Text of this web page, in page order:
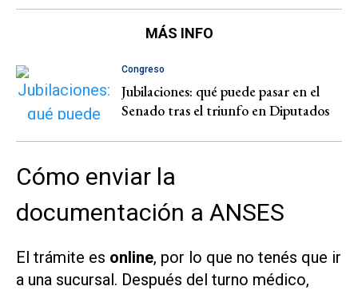
MÁS INFO
Congreso
Jubilaciones: qué puede pasar en el
Senado tras el triunfo en Diputados
Cómo enviar la
documentación a ANSES
El trámite es online, por lo que no tenés que ir
a una sucursal. Después del turno médico,